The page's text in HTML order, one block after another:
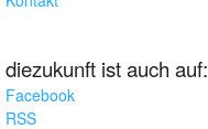
diezukunft ist auch auf:
Facebook
RSS